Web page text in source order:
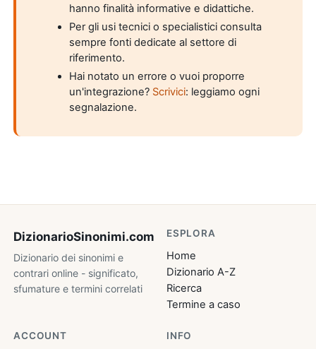
hanno finalità informative e didattiche.
Per gli usi tecnici o specialistici consulta
sempre fonti dedicate al settore di
riferimento.
Hai notato un errore o vuoi proporre
un'integrazione? Scrivici: leggiamo ogni
segnalazione.
DizionarioSinonimi.com
Dizionario dei sinonimi e
contrari online - significato,
sfumature e termini correlati
ESPLORA
Home
Dizionario A-Z
Ricerca
Termine a caso
ACCOUNT INFO